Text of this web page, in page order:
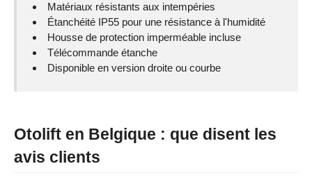
Matériaux résistants aux intempéries
Étanchéité IP55 pour une résistance à l'humidité
Housse de protection imperméable incluse
Télécommande étanche
Disponible en version droite ou courbe
Otolift en Belgique : que disent les
avis clients